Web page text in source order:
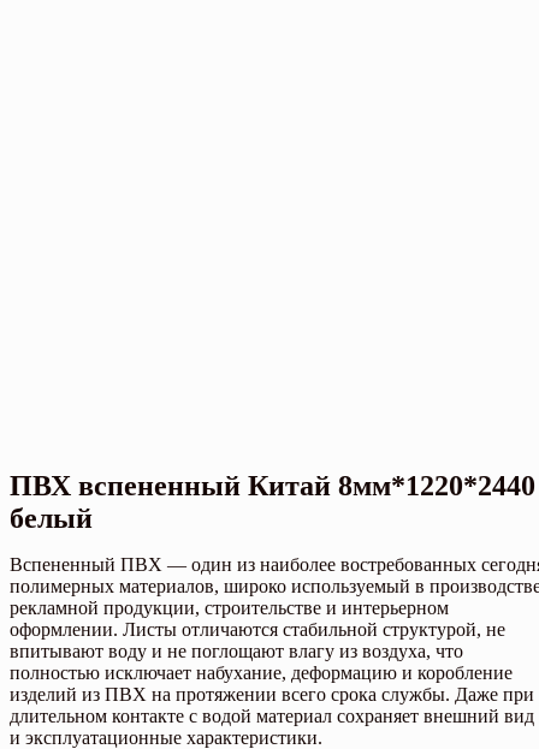
ПВХ вспененный Китай 8мм*1220*2440
белый
Вспененный ПВХ — один из наиболее востребованных
полимерных материалов, широко используемый в
рекламной продукции, строительстве и интерьерном
оформлении. Листы отличаются стабильной структурой, не
впитывают воду и не поглощают влагу из воздуха, что
полностью исключает набухание, деформацию и коробление
изделий из ПВХ на протяжении всего срока службы. Даже при
длительном контакте с водой материал сохраняет внешний вид
и эксплуатационные характеристики.